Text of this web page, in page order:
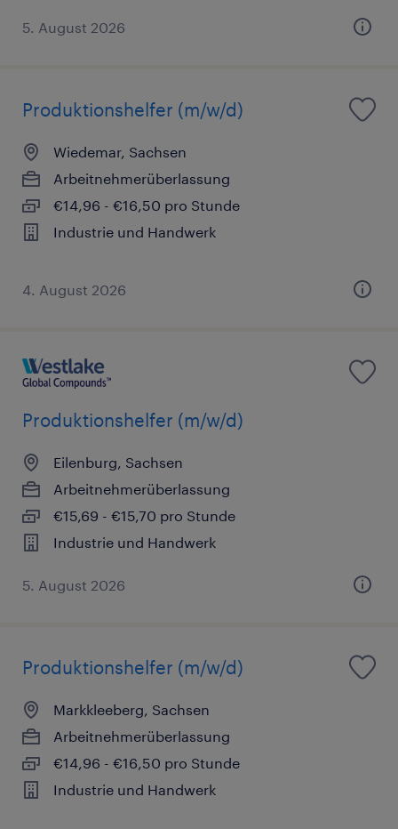
5. August 2026
Produktionshelfer (m/w/d)
Wiedemar, Sachsen
Arbeitnehmerüberlassung
€14,96 - €16,50 pro Stunde
Industrie und Handwerk
4. August 2026
Produktionshelfer (m/w/d)
Eilenburg, Sachsen
Arbeitnehmerüberlassung
€15,69 - €15,70 pro Stunde
Industrie und Handwerk
5. August 2026
Produktionshelfer (m/w/d)
Markkleeberg, Sachsen
Arbeitnehmerüberlassung
€14,96 - €16,50 pro Stunde
Industrie und Handwerk